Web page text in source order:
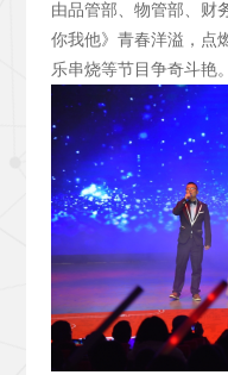
由品管部、物管部、财
你我他》青春洋溢，点
乐串烧等节目争奇斗艳。